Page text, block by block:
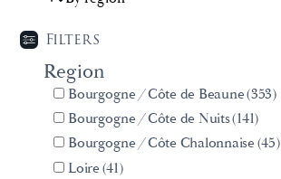
Filters
Region
Bourgogne/Côte de Beaune(353)
Bourgogne/Côte de Nuits(141)
Bourgogne/Côte Chalonnaise(45)
Loire(41)